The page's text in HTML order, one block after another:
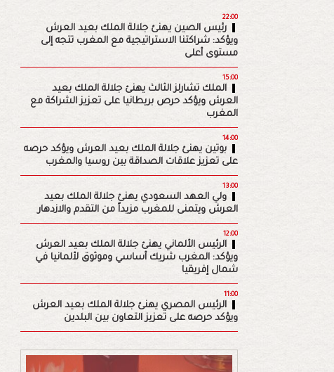
22:00
رئيس الصين يهنئ جلالة الملك بعيد العرش
ويؤكد: شراكتنا الاستراتيجية مع المغرب تتجه إلى
مستوى أعلى
15:00
الملك تشارلز الثالث يهنئ جلالة الملك بعيد
العرش ويؤكد حرص بريطانيا على تعزيز الشراكة مع
المغرب
14:00
بوتين يهنئ جلالة الملك بعيد العرش ويؤكد حرصه
على تعزيز علاقات الصداقة بين روسيا والمغرب
13:00
ولي العهد السعودي يهنئ جلالة الملك بعيد
العرش ويتمنى للمغرب مزيداً من التقدم والازدهار
12:00
الرئيس الألماني يهنئ جلالة الملك بعيد العرش
ويؤكد: المغرب شريك أساسي وموثوق لألمانيا في
شمال إفريقيا
11:00
الرئيس المصري يهنئ جلالة الملك بعيد العرش
ويؤكد حرصه على تعزيز التعاون بين البلدين